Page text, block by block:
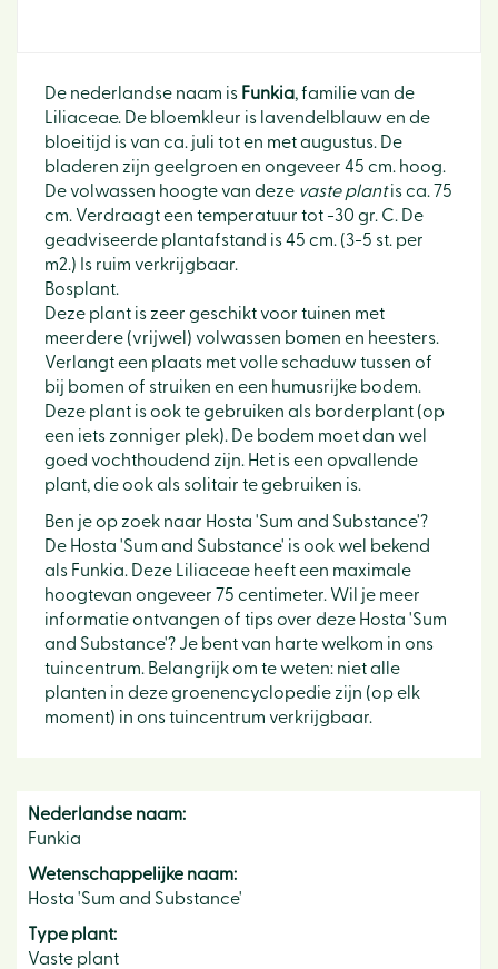
De nederlandse naam is Funkia, familie van de
Liliaceae. De bloemkleur is lavendelblauw en de
bloeitijd is van ca. juli tot en met augustus. De
bladeren zijn geelgroen en ongeveer 45 cm. hoog.
De volwassen hoogte van deze vaste plantis ca. 75
cm. Verdraagt een temperatuur tot -30 gr. C. De
geadviseerde plantafstand is 45 cm. (3-5 st. per
m2.) Is ruim verkrijgbaar.
Bosplant.
Deze plant is zeer geschikt voor tuinen met
meerdere (vrijwel) volwassen bomen en heesters.
Verlangt een plaats met volle schaduw tussen of
bij bomen of struiken en een humusrijke bodem.
Deze plant is ook te gebruiken als borderplant (op
een iets zonniger plek). De bodem moet dan wel
goed vochthoudend zijn. Het is een opvallende
plant, die ook als solitair te gebruiken is.
Ben je op zoek naar Hosta 'Sum and Substance'?
De Hosta 'Sum and Substance' is ook wel bekend
als Funkia. Deze Liliaceae heeft een maximale
hoogtevan ongeveer 75 centimeter. Wil je meer
informatie ontvangen of tips over deze Hosta 'Sum
and Substance'? Je bent van harte welkom in ons
tuincentrum. Belangrijk om te weten: niet alle
planten in deze groenencyclopedie zijn (op elk
moment) in ons tuincentrum verkrijgbaar.
Nederlandse naam:
Funkia
Wetenschappelijke naam:
Hosta 'Sum and Substance'
Type plant:
Vaste plant